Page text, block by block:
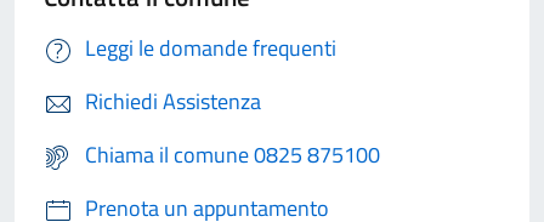
Leggi le domande frequenti
Richiedi Assistenza
Chiama il comune 0825 875100
Prenota un appuntamento